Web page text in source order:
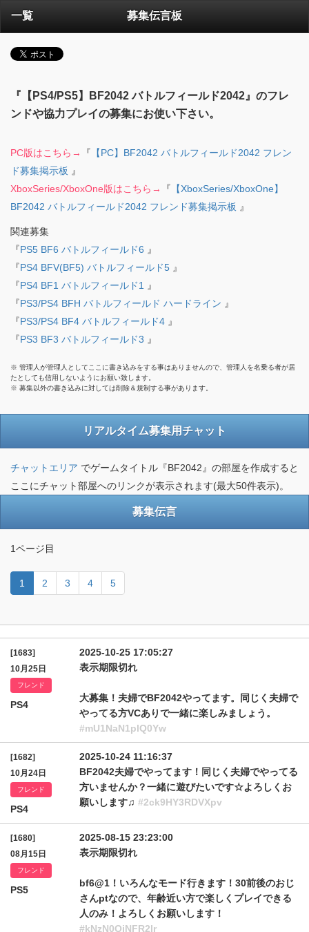
一覧 募集伝言板
『【PS4/PS5】BF2042 バトルフィールド2042』のフレ
ンドや協力プレイの募集にお使い下さい。
PC版はこちら→ 『 【PC】BF2042 バトルフィールド2042 フレン
ド募集掲示板 』
XboxSeries/XboxOne版はこちら→
『 【XboxSeries/XboxOne】
BF2042 バトルフィールド2042 フレンド募集掲示板 』
関連募集
『PS5 BF6 バトルフィールド6 』
『PS4 BFV(BF5) バトルフィールド5 』
『PS4 BF1 バトルフィールド1
』
『PS3/PS4 BFH バトルフィールド ハードライン 』
『PS3/PS4 BF4 バトルフィールド4 』
『PS3 BF3 バトルフィールド3 』
※ 管理人が管理人としてここに書き込みをする事はありませんので、管理人を名乗る者が居
たとしても信用しないようにお願い致します。
※ 募集以外の書き込みに対しては削除＆規制する事があります。
リアルタイム募集用チャット
チャットエリア でゲームタイトル『BF2042』の部屋を作成すると
ここにチャット部屋へのリンクが表示されます(最大50件表示)。
募集伝言
1ページ目
1 2 3 4 5
[1683]
10月25日
フレンド
PS4
2025-10-25 17:05:27
表示期限切れ
大募集！夫婦でBF2042やってます。同じく夫婦で
やってる方VCありで一緒に楽しみましょう。
#mU1NaN1plQ0Yw
[1682]
10月24日
フレンド
PS4
2025-10-24 11:16:37
BF2042夫婦でやってます！同じく夫婦でやってる
方いませんか？一緒に遊びたいです☆よろしくお
願いします♫ #2ck9HY3RDVXpv
[1680]
08月15日
フレンド
PS5
2025-08-15 23:23:00
表示期限切れ
bf6@1！いろんなモード行きます！30前後のおじ
さんptなので、年齢近い方で楽しくプレイできる
人のみ！よろしくお願いします！
#kNzN0QjNFR2lr